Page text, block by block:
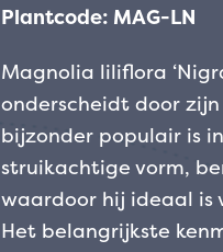
Plantcode: MAG-LN
Magnolia liliflora
onderscheidt door
bijzonder populair is
struikachtige vorm,
waardoor hij ideaal
Het belangrijkste